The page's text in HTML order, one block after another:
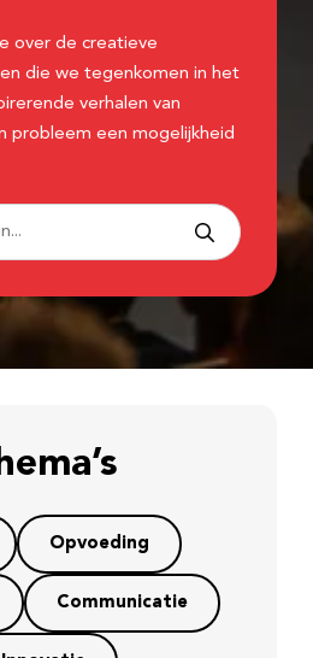
over de creatieve
die we tegenkomen in het
verhalen van
probleem een mogelijkheid
Opvoeding
Communicatie